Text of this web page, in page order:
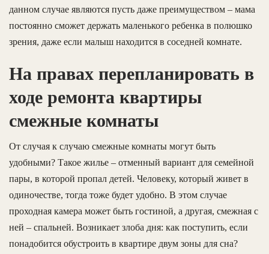
данном случае являются пусть даже преимуществом – мама
постоянно сможет держать маленького ребенка в полюшко
зрения, даже если малыш находится в соседней комнате.
На правах перепланировать в
ходе ремонта квартиры
смежные комнаты
От случая к случаю смежные комнаты могут быть
удобными? Такое жилье – отменный вариант для семейной
пары, в которой пропал детей. Человеку, который живет в
одиночестве, тогда тоже будет удобно. В этом случае
проходная камера может быть гостиной, а другая, смежная с
ней – спальней. Возникает злоба дня: как поступить, если
понадобится обустроить в квартире двум зоны для сна?